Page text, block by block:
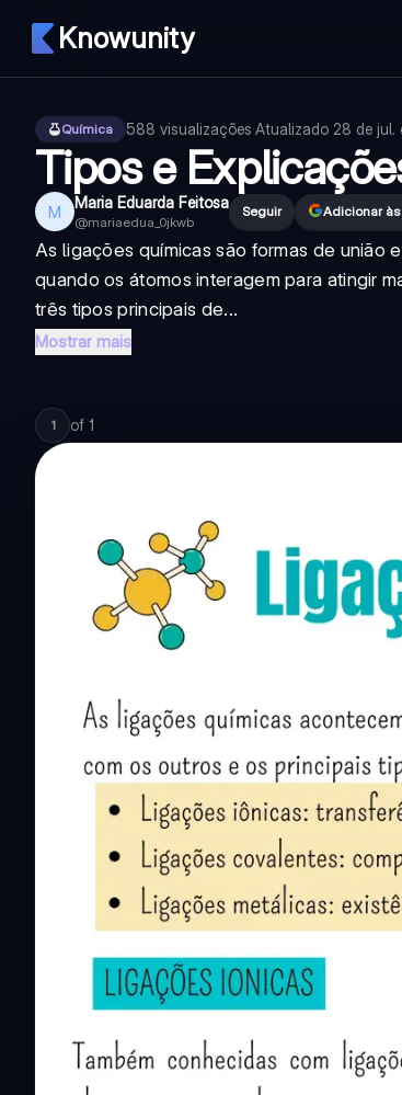
Knowunity
Química 588 visualizações·Atualizado 28 de jul.
Tipos e
M Maria Eduarda Feitosa
@mariaedua_0jkwb
Seguir Adicionar
As ligações químicas são formas de união
quando os átomos interagem para atingir
três tipos principais de...
Mostrar mais
1 of 1